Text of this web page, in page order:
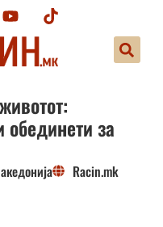
обединети за
Racin.mk